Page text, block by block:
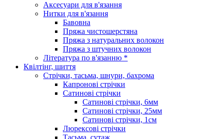
Аксесуари для в'язання
Нитки для в'язання
Бавовна
Пряжа чистошерстяна
Пряжа з натуральних волокон
Пряжа з штучних волокон
Література по в'язанню *
Квілтінг, шиття
Стрічки, тасьма, шнури, бахрома
Капронові стрічки
Сатинові стрічки
Сатинові стрічки, 6мм
Сатинові стрічки, 25мм
Сатинові стрічки, 1см
Люрексові стрічки
Тасьма, сутаж